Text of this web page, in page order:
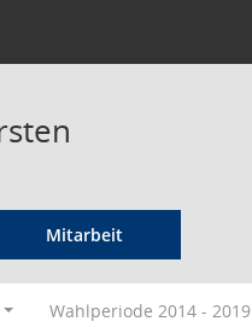
Mitarbeit
Wahlperiode 2014 - 2019